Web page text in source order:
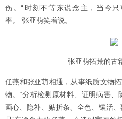
伤。“时刻不等东说念主，当今
率。”张亚萌笑着说。
张亚萌拓荒的古
任燕和张亚萌相通，从事纸质文物
物。“分析检测原材料、证明病害
画心、隐补、贴折条、全色、镶活